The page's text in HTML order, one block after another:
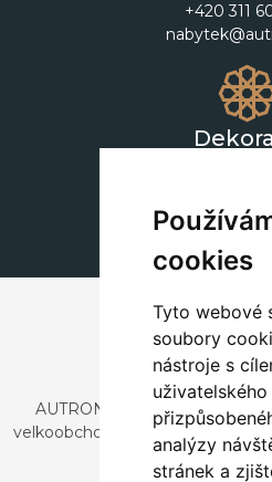
cookies
Tyto webové
soubory
nástroje s
analýzy
stránek a
+420 311
AUTRONIC, s.r.o. je
velkoobchodním prodejem
a